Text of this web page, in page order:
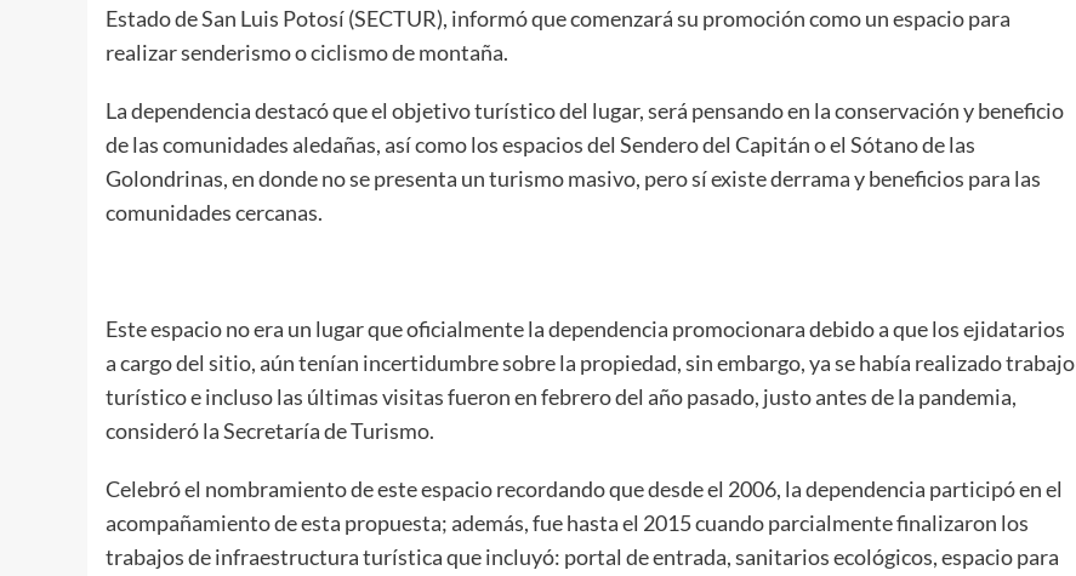
Estado de San Luis Potosí (SECTUR), informó que comenzará su promoción como un espacio para
realizar senderismo o ciclismo de montaña.
La dependencia destacó que el objetivo turístico del lugar, será pensando en la conservación y beneficio
de las comunidades aledañas, así como los espacios del Sendero del Capitán o el Sótano de las
Golondrinas, en donde no se presenta un turismo masivo, pero sí existe derrama y beneficios para las
comunidades cercanas.
Este espacio no era un lugar que oficialmente la dependencia promocionara debido a que los ejidatarios
a cargo del sitio, aún tenían incertidumbre sobre la propiedad, sin embargo, ya se había realizado trabajo
turístico e incluso las últimas visitas fueron en febrero del año pasado, justo antes de la pandemia,
consideró la Secretaría de Turismo.
Celebró el nombramiento de este espacio recordando que desde el 2006, la dependencia participó en el
acompañamiento de esta propuesta; además, fue hasta el 2015 cuando parcialmente finalizaron los
trabajos de infraestructura turística que incluyó: portal de entrada, sanitarios ecológicos, espacio para